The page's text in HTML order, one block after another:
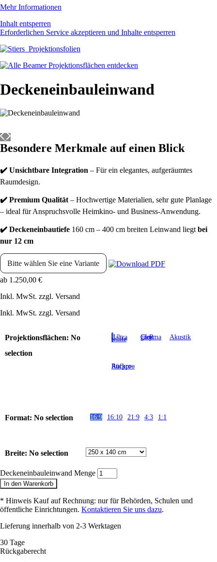
Mehr Informationen
Inhalt entsperren
Erforderlichen Service akzeptieren und Inhalte entsperren
Deckeneinbauleinwand
Besondere Merkmale auf einen Blick
✔️ Unsichtbare Integration – Für ein elegantes, aufgeräumtes
Raumdesign.
✔️ Premium Qualität – Hochwertige Materialien, sehr gute Planlage
– ideal für Anspruchsvolle Heimkino- und Business-Anwendung.
✔️ Deckeneinbautiefe 160 cm – 400 cm breiten Leinwand liegt bei
nur 12 cm
Bitte wählen Sie eine Variante
ab 1.250,00 €
Inkl. MwSt. zzgl. Versand
Inkl. MwSt. zzgl. Versand
Projektionsflächen: No
selection
Ultra
white Cinema grey CLR Akustik
Aufpro-Rückpro
Format: No selection 16:9 16:10 21:9 4:3 1:1
Breite: No selection
Deckeneinbauleinwand Menge
In den Warenkorb
* Hinweis Kauf auf Rechnung: nur für Behörden, Schulen und
öffentliche Einrichtungen. Kontaktieren Sie uns dazu.
Lieferung innerhalb von 2-3 Werktagen
30 Tage
Rückgaberecht